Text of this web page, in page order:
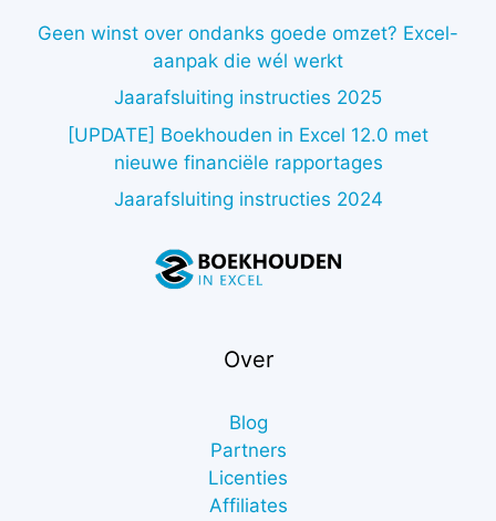
Geen winst over ondanks goede omzet? Excel-
aanpak die wél werkt
Jaarafsluiting instructies 2025
[UPDATE] Boekhouden in Excel 12.0 met
nieuwe financiële rapportages
Jaarafsluiting instructies 2024
Over
Blog
Partners
Licenties
Affiliates